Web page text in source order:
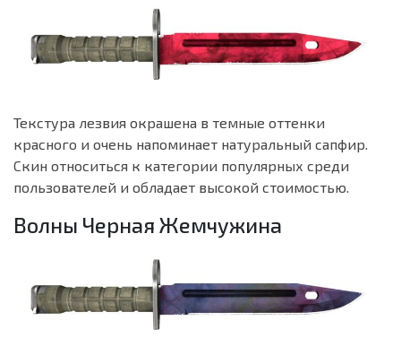
Текстура лезвия окрашена в темные оттенки
красного и очень напоминает натуральный сапфир.
Скин относиться к категории популярных среди
пользователей и обладает высокой стоимостью.
Волны Черная Жемчужина